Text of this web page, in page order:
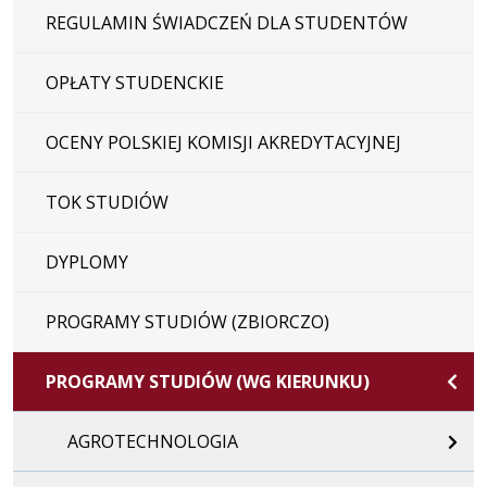
REGULAMIN ŚWIADCZEŃ DLA STUDENTÓW
OPŁATY STUDENCKIE
OCENY POLSKIEJ KOMISJI AKREDYTACYJNEJ
TOK STUDIÓW
DYPLOMY
PROGRAMY STUDIÓW (ZBIORCZO)
PROGRAMY STUDIÓW (WG KIERUNKU)
AGROTECHNOLOGIA